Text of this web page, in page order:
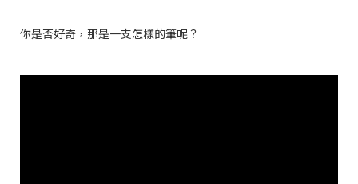
你是否好奇，那是一支怎樣的筆呢？